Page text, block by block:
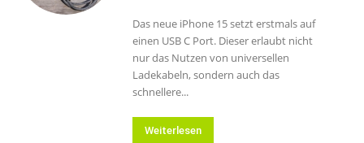
Das neue iPhone 15 setzt erstmals auf
einen USB C Port. Dieser erlaubt nicht
nur das Nutzen von universellen
Ladekabeln, sondern auch das
schnellere...
Weiterlesen